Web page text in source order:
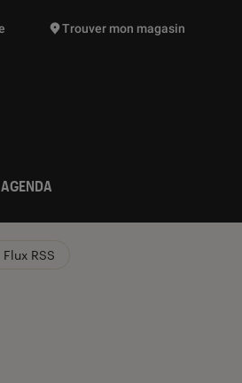
vont vous être proposées
Trouver mon magasin
AGENDA
Flux RSS